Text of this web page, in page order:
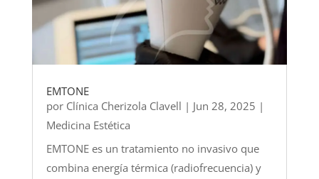
EMTONE
por Clínica Cherizola Clavell | Jun 28, 2025 |
Medicina Estética
EMTONE es un tratamiento no invasivo que
combina energía térmica (radiofrecuencia) y